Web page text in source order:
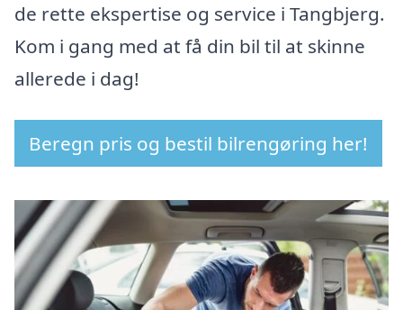
de rette ekspertise og service i Tangbjerg.
Kom i gang med at få din bil til at skinne
allerede i dag!
Beregn pris og bestil bilrengøring her!